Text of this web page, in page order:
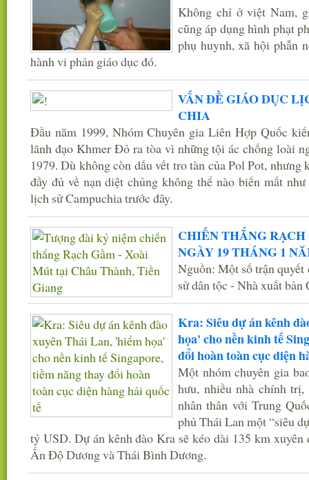
Không chỉ ở việt Nam,
cũng áp dụng hình phạt
phụ huynh, xã hội phẫn
hành vi phản giáo dục đó.
VẤN ĐỀ GIÁO DỤC
CHIA
Đầu năm 1999, Nhóm Chuyên gia Liên Hợp Quốc
lãnh đạo Khmer Đỏ ra tòa vì những tội ác chống loài
1979. Dù không còn dấu vết tro tàn của Pol Pot,
đầy đủ về nạn diệt chủng không thể nào biến mất
lịch sử Campuchia trước đây.
CHIẾN THẮNG
NGÀY 19 THÁNG 1
Nguồn: Một số trận
sử dân tộc - Nhà xuất
Kra: Siêu dự án kênh
họa' cho nền kinh tế
đổi hoàn toàn cục diện
Một nhóm chuyên gia
hưu, nhiều nhà chính
nhân thân với Trung
phủ Thái Lan một “siêu
tỷ USD. Dự án kênh đào Kra sẽ kéo dài 135 km
Ấn Độ Dương và Thái Bình Dương.